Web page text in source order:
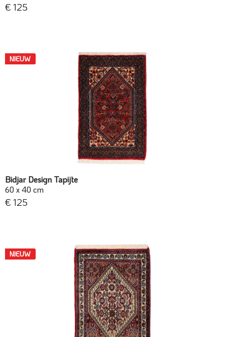
€ 125
NIEUW
Bidjar Design Tapijte
60 x 40 cm
€ 125
NIEUW